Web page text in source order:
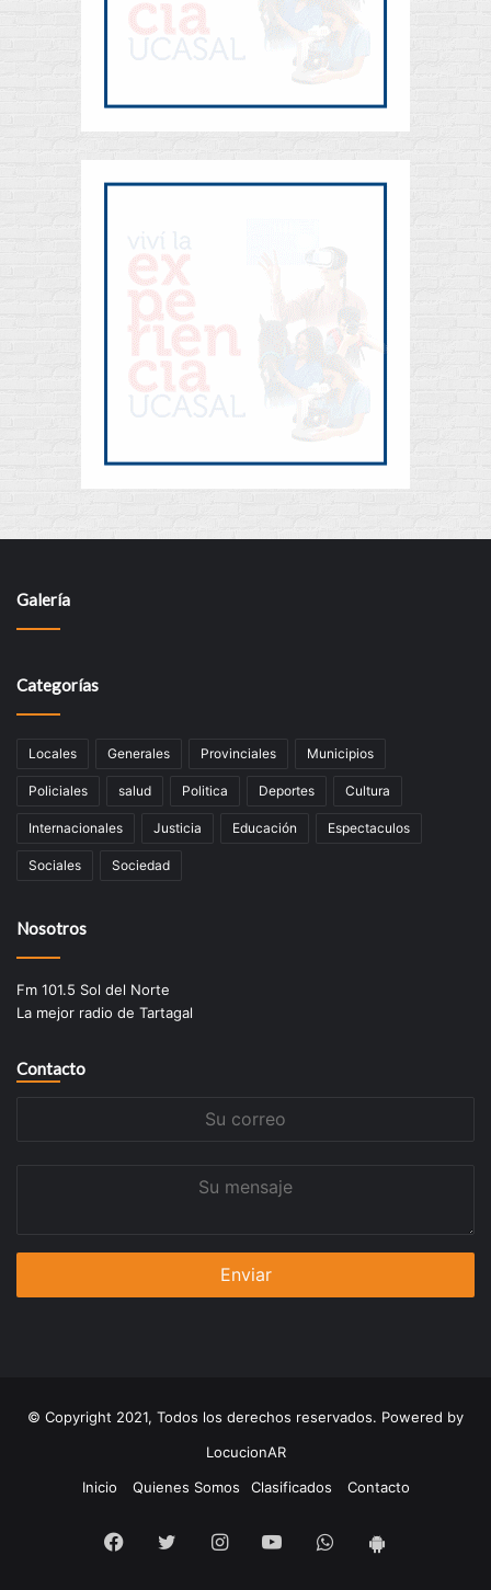
Galería
Categorías
Locales Generales Provinciales Municipios
Policiales salud Politica Deportes Cultura
Internacionales Justicia Educación Espectaculos
Sociales Sociedad
Nosotros
Fm 101.5 Sol del Norte
La mejor radio de Tartagal
Contacto
© Copyright 2021, Todos los derechos reservados. Powered by
LocucionAR
Inicio
Quienes Somos Clasificados Contacto
Facebook
TwitterInstagramYoutubeWhatsapp